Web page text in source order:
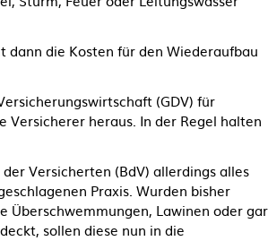
dann die Kosten für den Wiederaufbau
(GDV) für
Versicherer heraus. In der Regel halten
Versicherten (BdV) allerdings alles
Praxis. Wurden bisher
Überschwemmungen, Lawinen oder gar
sollen diese nun in die